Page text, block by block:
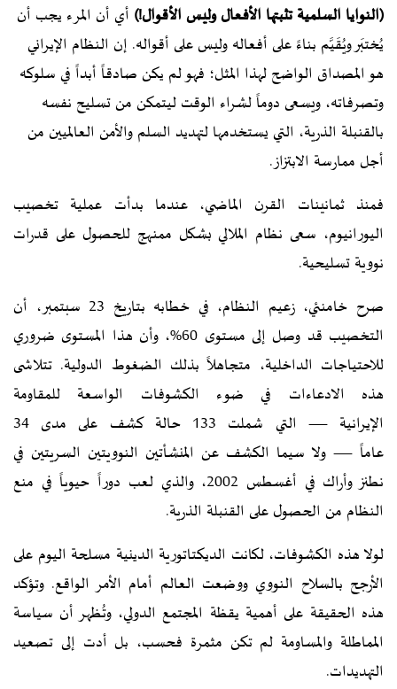
(النوايا السلمية تثبتها الأفعال وليس الأقوال!) أي أن المرء يجب أن
يُختبَر ويُقَيَّم بناءً على أفعاله وليس على أقواله. إن النظام الإيراني
هو المصداق الواضح لهذا المثل؛ فهو لم يكن صادقاً أبداً في سلوكه
وتصرفاته، ويسعى دوماً لشراء الوقت ليتمكن من تسليح نفسه
بالقنبلة الذرية، التي يستخدمها لتهديد السلم والأمن العالميين من
أجل ممارسة الابتزاز.
فمنذ ثمانينات القرن الماضي، عندما بدأت عملية تخصيب
اليورانيوم، سعى نظام الملالي بشكل ممنهج للحصول على قدرات
نووية تسليحية.
صرح خامنئي، زعيم النظام، في خطابه بتاريخ 23 سبتمبر، أن
التخصيب قد وصل إلى مستوى 60%، وأن هذا المستوى ضروري
للاحتياجات الداخلية، متجاهلاً بذلك الضغوط الدولية. تتلاشى
هذه الادعاءات في ضوء الكشوفات الواسعة للمقاومة
الإيرانية — التي شملت 133 حالة كشف على مدى 34
عاماً — ولا سيما الكشف عن المنشأتين النوويتين السريتين في
نطنز وأراك في أغسطس 2002، والذي لعب دوراً حيوياً في منع
النظام من الحصول على القنبلة الذرية.
لولا هذه الكشوفات، لكانت الديكتاتورية الدينية مسلحة اليوم على
الأرجح بالسلاح النووي ووضعت العالم أمام الأمر الواقع. وتؤكد
هذه الحقيقة على أهمية يقظة المجتمع الدولي، وتُظهر أن سياسة
المماطلة والمساومة لم تكن مثمرة فحسب، بل أدت إلى تصعيد
التهديدات.